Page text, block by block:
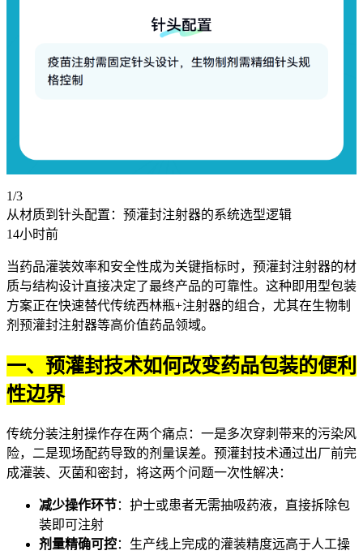
1/3
从材质到针头配置：预灌封注射器的系统选型逻辑
14小时前
当药品灌装效率和安全性成为关键指标时，预灌封注射器的材
质与结构设计直接决定了最终产品的可靠性。这种即用型包装
方案正在快速替代传统西林瓶+注射器的组合，尤其在生物制
剂预灌封注射器等高价值药品领域。
一、预灌封技术如何改变药品包装的便利
性边界
传统分装注射操作存在两个痛点：一是多次穿刺带来的污染风
险，二是现场配药导致的剂量误差。预灌封技术通过出厂前完
成灌装、灭菌和密封，将这两个问题一次性解决：
减少操作环节：护士或患者无需抽吸药液，直接拆除包
装即可注射
剂量精确可控：生产线上完成的灌装精度远高于人工操